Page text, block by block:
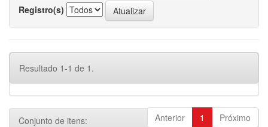
Registro(s)
Resultado 1-1 de 1.
Anterior 1 Próximo
Conjunto de itens: